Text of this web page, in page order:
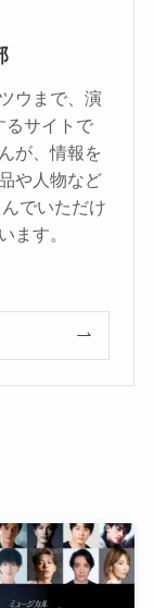
ウまで、演
るサイトで
が、情報を
や人物など
でいただけ
ます。